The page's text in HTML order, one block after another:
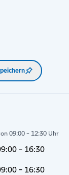
09:00 - 12:30 Uhr
- 16:30
- 16:30